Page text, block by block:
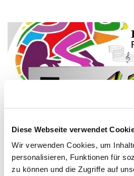
Diese Webseite verwendet
Wir verwenden Cookies, um
personalisieren, Funktionen für
zu können und die Zugriffe auf